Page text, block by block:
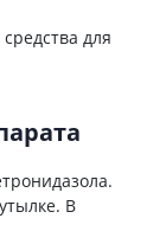
для
В